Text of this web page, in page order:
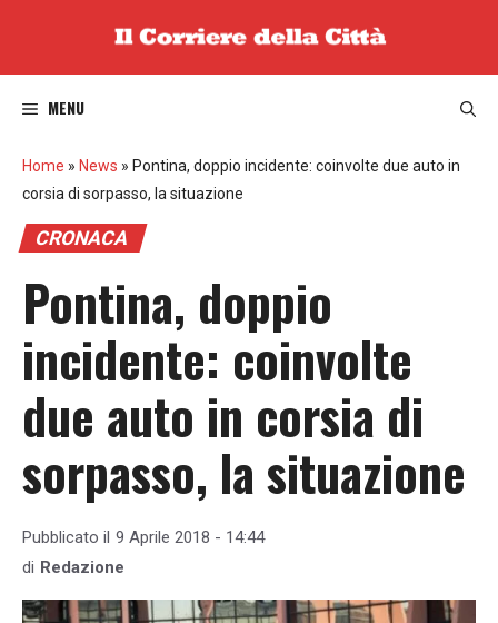
MENU
Home » News » Pontina, doppio incidente: coinvolte due auto in
corsia di sorpasso, la situazione
CRONACA
Pontina, doppio
incidente: coinvolte
due auto in corsia di
sorpasso, la situazione
Pubblicato il 9 Aprile 2018 - 14:44
di Redazione